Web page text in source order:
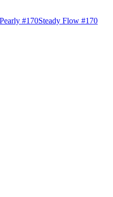
Pearly #170Steady Flow #170